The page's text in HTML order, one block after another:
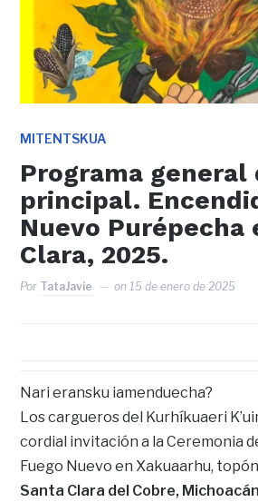
MITENTSKUA
Programa general
principal.
Nuevo Purépecha
Clara, 2025.
Por TataJavie on15 de enero de 2025
Nari eransku iamenduecha?
Los cargueros del Kurhíkuaeri
cordial invitación a la Ceremonia
Fuego Nuevo en Xakuaarhu,
Santa Clara del Cobre,